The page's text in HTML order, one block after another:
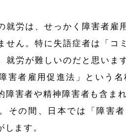
就労は、せっかく障害者雇
せん。特に失語症者は「コ
就労が難しいのだと思いま
害者雇用促進法」という
障害者や精神障害者も含ま
その間、日本では「障害
します。